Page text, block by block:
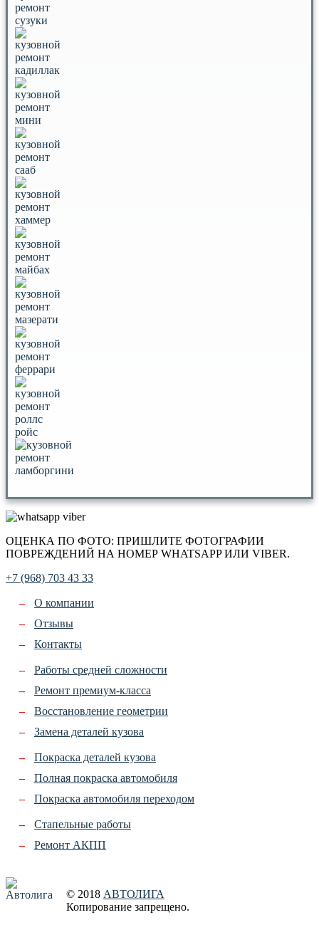
ОЦЕНКА ПО ФОТО: ПРИШЛИТЕ ФОТОГРАФИИ
ПОВРЕЖДЕНИЙ НА НОМЕР WHATSAPP ИЛИ VIBER.
+7 (968) 703 43 33
О компании
Отзывы
Контакты
Работы средней сложности
Ремонт премиум-класса
Восстановление геометрии
Замена деталей кузова
Покраска деталей кузова
Полная покраска автомобиля
Покраска автомобиля переходом
Стапельные работы
Ремонт АКПП
© 2018 АВТОЛИГА
Копирование запрещено.